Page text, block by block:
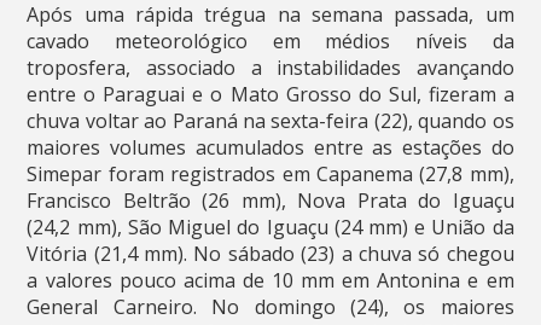
Após uma rápida trégua na semana passada, um
cavado meteorológico em médios níveis da
troposfera, associado a instabilidades avançando
entre o Paraguai e o Mato Grosso do Sul, fizeram a
chuva voltar ao Paraná na sexta-feira (22), quando os
maiores volumes acumulados entre as estações do
Simepar foram registrados em Capanema (27,8 mm),
Francisco Beltrão (26 mm), Nova Prata do Iguaçu
(24,2 mm), São Miguel do Iguaçu (24 mm) e União da
Vitória (21,4 mm). No sábado (23) a chuva só chegou
a valores pouco acima de 10 mm em Antonina e em
General Carneiro. No domingo (24), os maiores